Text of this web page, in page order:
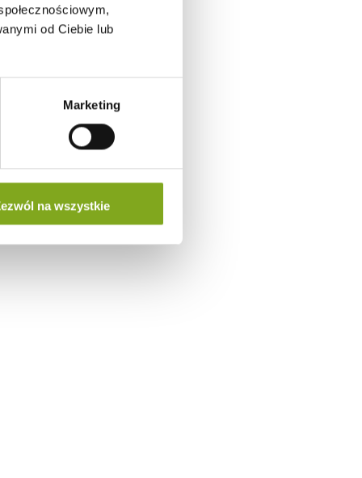
od Ciebie lub
Marketing
na wszystkie